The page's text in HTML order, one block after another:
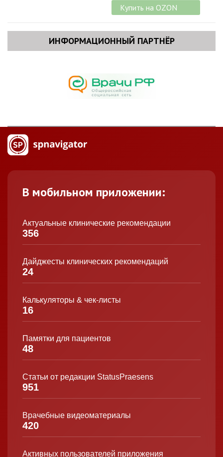
, ассистент кафедры
Хамошина Марина Борисовна, докт. мед. наук, проф.,
проф. (Москва)
Троханова Ольга Валентиновна, докт. мед. наук, проф.
Шестакова Ирина Геннадьевна, канд. мед. наук, доц.
Купить на OZON
ИНФОРМАЦИОННЫЙ ПАРТНЁР
В мобильном приложении:
Актуальные клинические рекомендации
356
Дайджесты клинических рекомендаций
24
Калькуляторы & чек-листы
16
Памятки для пациентов
48
Статьи от редакции StatusPraesens
951
Врачебные видеоматериалы
420
Активных пользователей приложения